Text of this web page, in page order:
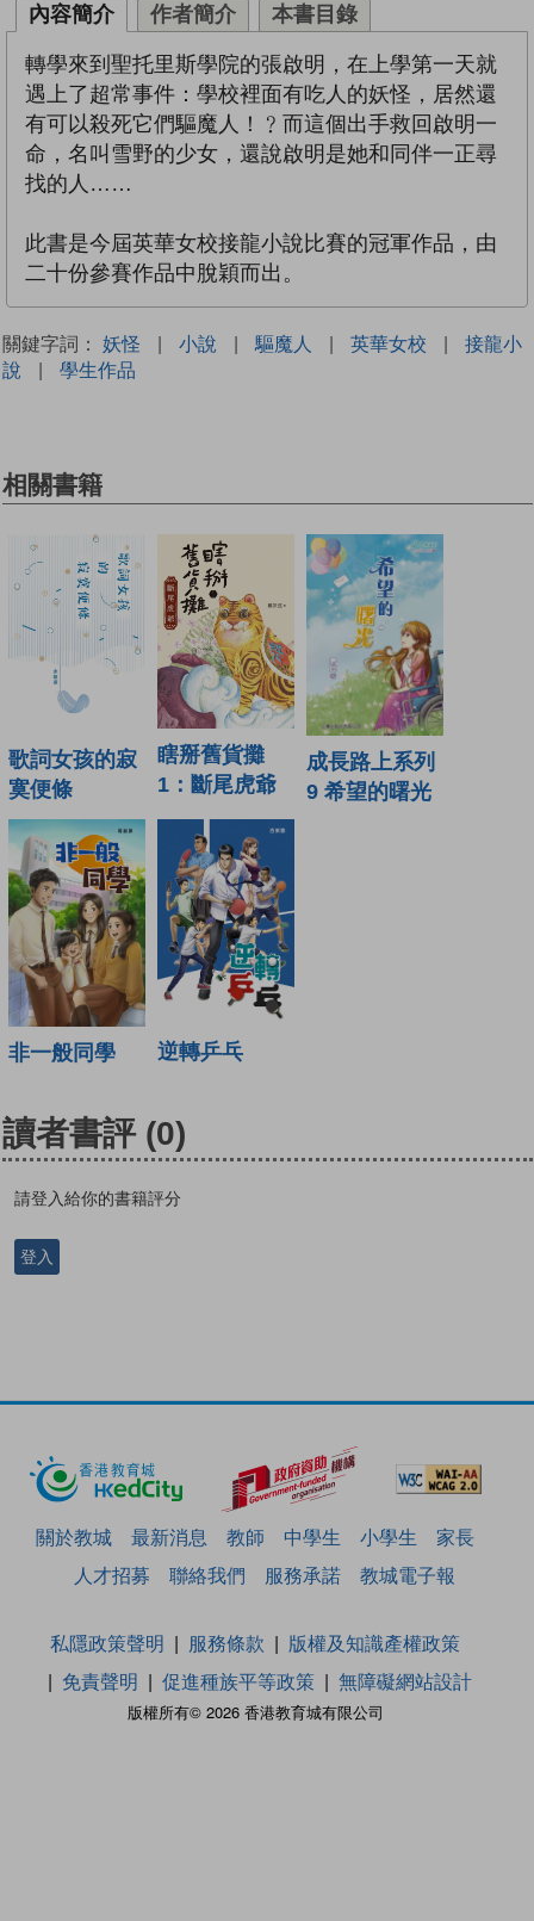
內容簡介 作者簡介 本書目錄
轉學來到聖托里斯學院的張啟明，在上學第一天就
遇上了超常事件：學校裡面有吃人的妖怪，居然還
有可以殺死它們驅魔人！﹖而這個出手救回啟明一
命，名叫雪野的少女，還說啟明是她和同伴一正尋
找的人……
此書是今屆英華女校接龍小說比賽的冠軍作品，由
二十份參賽作品中脫穎而出。
關鍵字詞： 妖怪 | 小說 | 驅魔人 | 英華女校 |
接龍小
說
| 學生作品
相關書籍
歌詞女孩的寂
寞便條
瞎掰舊貨攤
1：斷尾虎爺
成長路上系列
9 希望的曙光
非一般同學 逆轉乒乓
讀者書評 (0)
請登入給你的書籍評分
登入
關於教城 最新消息 教師 中學生 小學生
家長
人才招募
聯絡我們 服務承諾 教城電子報
版權所有© 2026 香港教育城有限公司
私隱政策聲明 服務條款
版權及知識產權政策
免責聲明
促進種族平等政策 無障礙網站設計